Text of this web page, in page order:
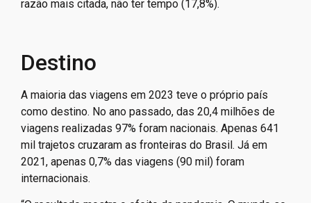
razão mais citada, não ter tempo (17,8%).
Destino
A maioria das viagens em 2023 teve o próprio país
como destino. No ano passado, das 20,4 milhões de
viagens realizadas 97% foram nacionais. Apenas 641